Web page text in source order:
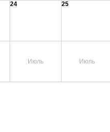
24 25
Июль Июль